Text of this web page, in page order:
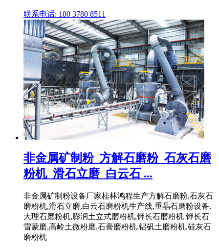
联系电话: 180 3780 8511
非金属矿制粉_方解石磨粉_石灰石磨
粉机_滑石立磨_白云石 ...
非金属矿制粉设备厂家桂林鸿程生产方解石磨粉,石灰石
磨粉机,滑石立磨,白云石磨粉机生产线,重晶石磨粉设备,
大理石磨粉机,膨润土立式磨粉机,钾长石磨粉机 钾长石
雷蒙磨,高岭土微粉磨,石膏磨粉机,铝矾土磨粉机,硅灰石
磨粉机